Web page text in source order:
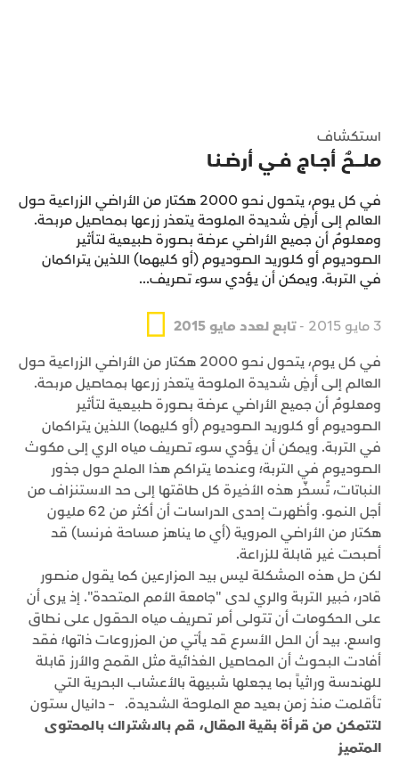
استكشاف
ملــــحٌ أجــاج فــي أرضــنـا
في كل يوم، يتحول نحو 2000 هكتار من الأراضي الزراعية حول
العالم إلى أرضٍ شديدة الملوحة يتعذر زرعها بمحاصيل مربحة.
ومعلومٌ أن جميع الأراضي عرضة بصورة طبيعية لتأثير
الصوديوم أو كلوريد الصوديوم (أو كليهما) اللذين يتراكمان
في التربة. ويمكن أن يؤدي سوء تصريف...
3 مايو 2015 -
تابع لعدد مايو 2015
في كل يوم، يتحول نحو 2000 هكتار من الأراضي الزراعية حول
العالم إلى أرضٍ شديدة الملوحة يتعذر زرعها بمحاصيل مربحة.
ومعلومٌ أن جميع الأراضي عرضة بصورة طبيعية لتأثير
الصوديوم أو كلوريد الصوديوم (أو كليهما) اللذين يتراكمان
في التربة. ويمكن أن يؤدي سوء تصريف مياه الري إلى مكوث
الصوديوم في التربة؛ وعندما يتراكم هذا الملح حول جذور
النباتات، تُسخّر هذه الأخيرة كل طاقتها إلى حد الاستنزاف من
أجل النمو. وأظهرت إحدى الدراسات أن أكثر من 62 مليون
هكتار من الأراضي المروية (أي ما يناهز مساحة فرنسا) قد
أصبحت غير قابلة للزراعة.
لكن حل هذه المشكلة ليس بيد المزارعين كما يقول منصور
قادر، خبير التربة والري لدى "جامعة الأمم المتحدة". إذ يرى أن
على الحكومات أن تتولى أمر تصريف مياه الحقول على نطاق
واسع. بيد أن الحل الأسرع قد يأتي من المزروعات ذاتها؛ فقد
أفادت البحوث أن المحاصيل الغذائية مثل القمح والأرز قابلة
للهندسة وراثياً بما يجعلها شبيهة بالأعشاب البحرية التي
تأقلمت منذ زمن بعيد مع الملوحة الشديدة. – دانيال ستون
لتتمكن من قرأة بقية المقال، قم بالاشتراك بالمحتوى
المتميز